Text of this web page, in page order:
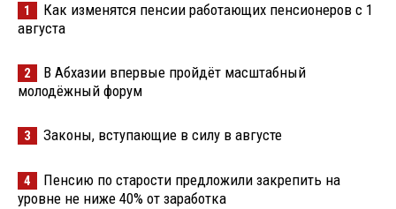
1
Как изменятся пенсии работающих пенсионеров с 1
августа
2
В Абхазии впервые пройдёт масштабный
молодёжный форум
3 Законы, вступающие в силу в августе
4
Пенсию по старости предложили закрепить на
уровне не ниже 40% от заработка